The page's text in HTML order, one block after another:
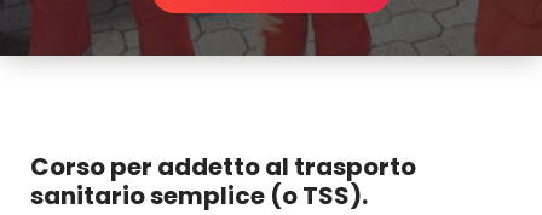
Corso per addetto al trasporto
sanitario semplice (o TSS).